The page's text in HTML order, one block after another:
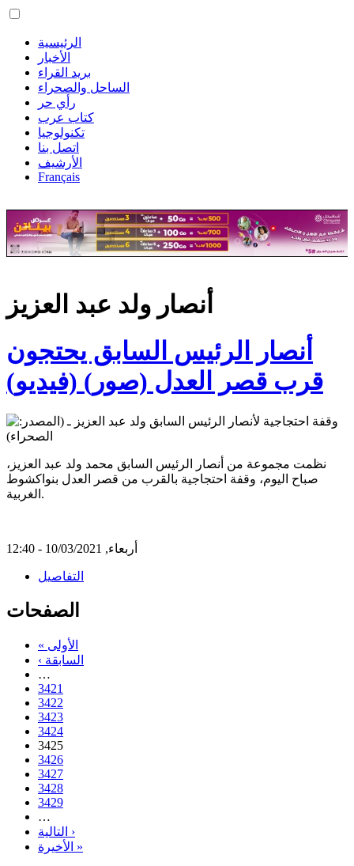
الرئيسية
الأخبار
بريد القراء
الساحل والصحراء
رأي حر
كتاب عرب
تكنولوجيا
اتصل بنا
الأرشيف
Français
أنصار ولد عبد العزيز
أنصار الرئيس السابق يحتجون
قرب قصر العدل (صور) (فيديو)
نظمت مجموعة من أنصار الرئيس السابق محمد ولد عبد العزيز،
صباح اليوم، وقفة احتجاجية بالقرب من قصر العدل بنواكشوط
الغربية.
أربعاء, 10/03/2021 - 12:40
التفاصيل
الصفحات
« الأولى
‹ السابقة
…
3421
3422
3423
3424
3425
3426
3427
3428
3429
…
التالية ›
الأخيرة »